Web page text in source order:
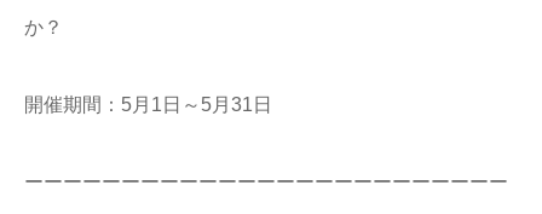
か？
開催期間：5月1日～5月31日
ーーーーーーーーーーーーーーーーーーーーーーーーー